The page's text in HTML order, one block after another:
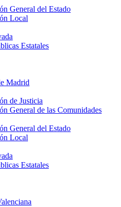
General del Estado
Local
Estatales
Madrid
de Justicia
General de las Comunidades
General del Estado
Local
Estatales